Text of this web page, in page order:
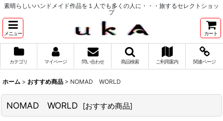
素晴らしいハンドメイド作品を１人でも多くの人に・・・旅するセレクトショッ
プ
メニュー カート
カテゴリ マイページ 問い合わせ 商品検索 ご利用案内 関連ページ
ホーム > おすすめ商品 > NOMAD WORLD
NOMAD WORLD [おすすめ商品]